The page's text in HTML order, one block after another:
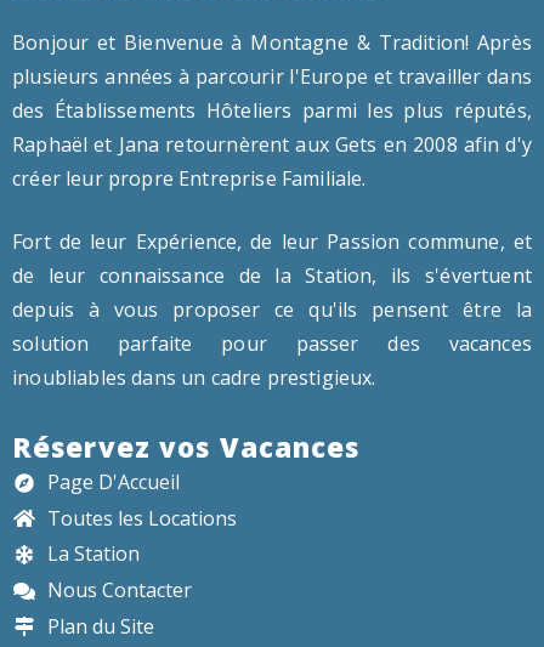
Bonjour et Bienvenue à Montagne & Tradition! Après
plusieurs années à parcourir l'Europe et travailler dans
des Établissements Hôteliers parmi les plus réputés,
Raphaël et Jana retournèrent aux Gets en 2008 afin d'y
créer leur propre Entreprise Familiale.
Fort de leur Expérience, de leur Passion commune, et
de leur connaissance de la Station, ils s'évertuent
depuis à vous proposer ce qu'ils pensent être la
solution parfaite pour passer des vacances
inoubliables dans un cadre prestigieux.
Réservez vos Vacances
Page D'Accueil
Toutes les Locations
La Station
Nous Contacter
Plan du Site